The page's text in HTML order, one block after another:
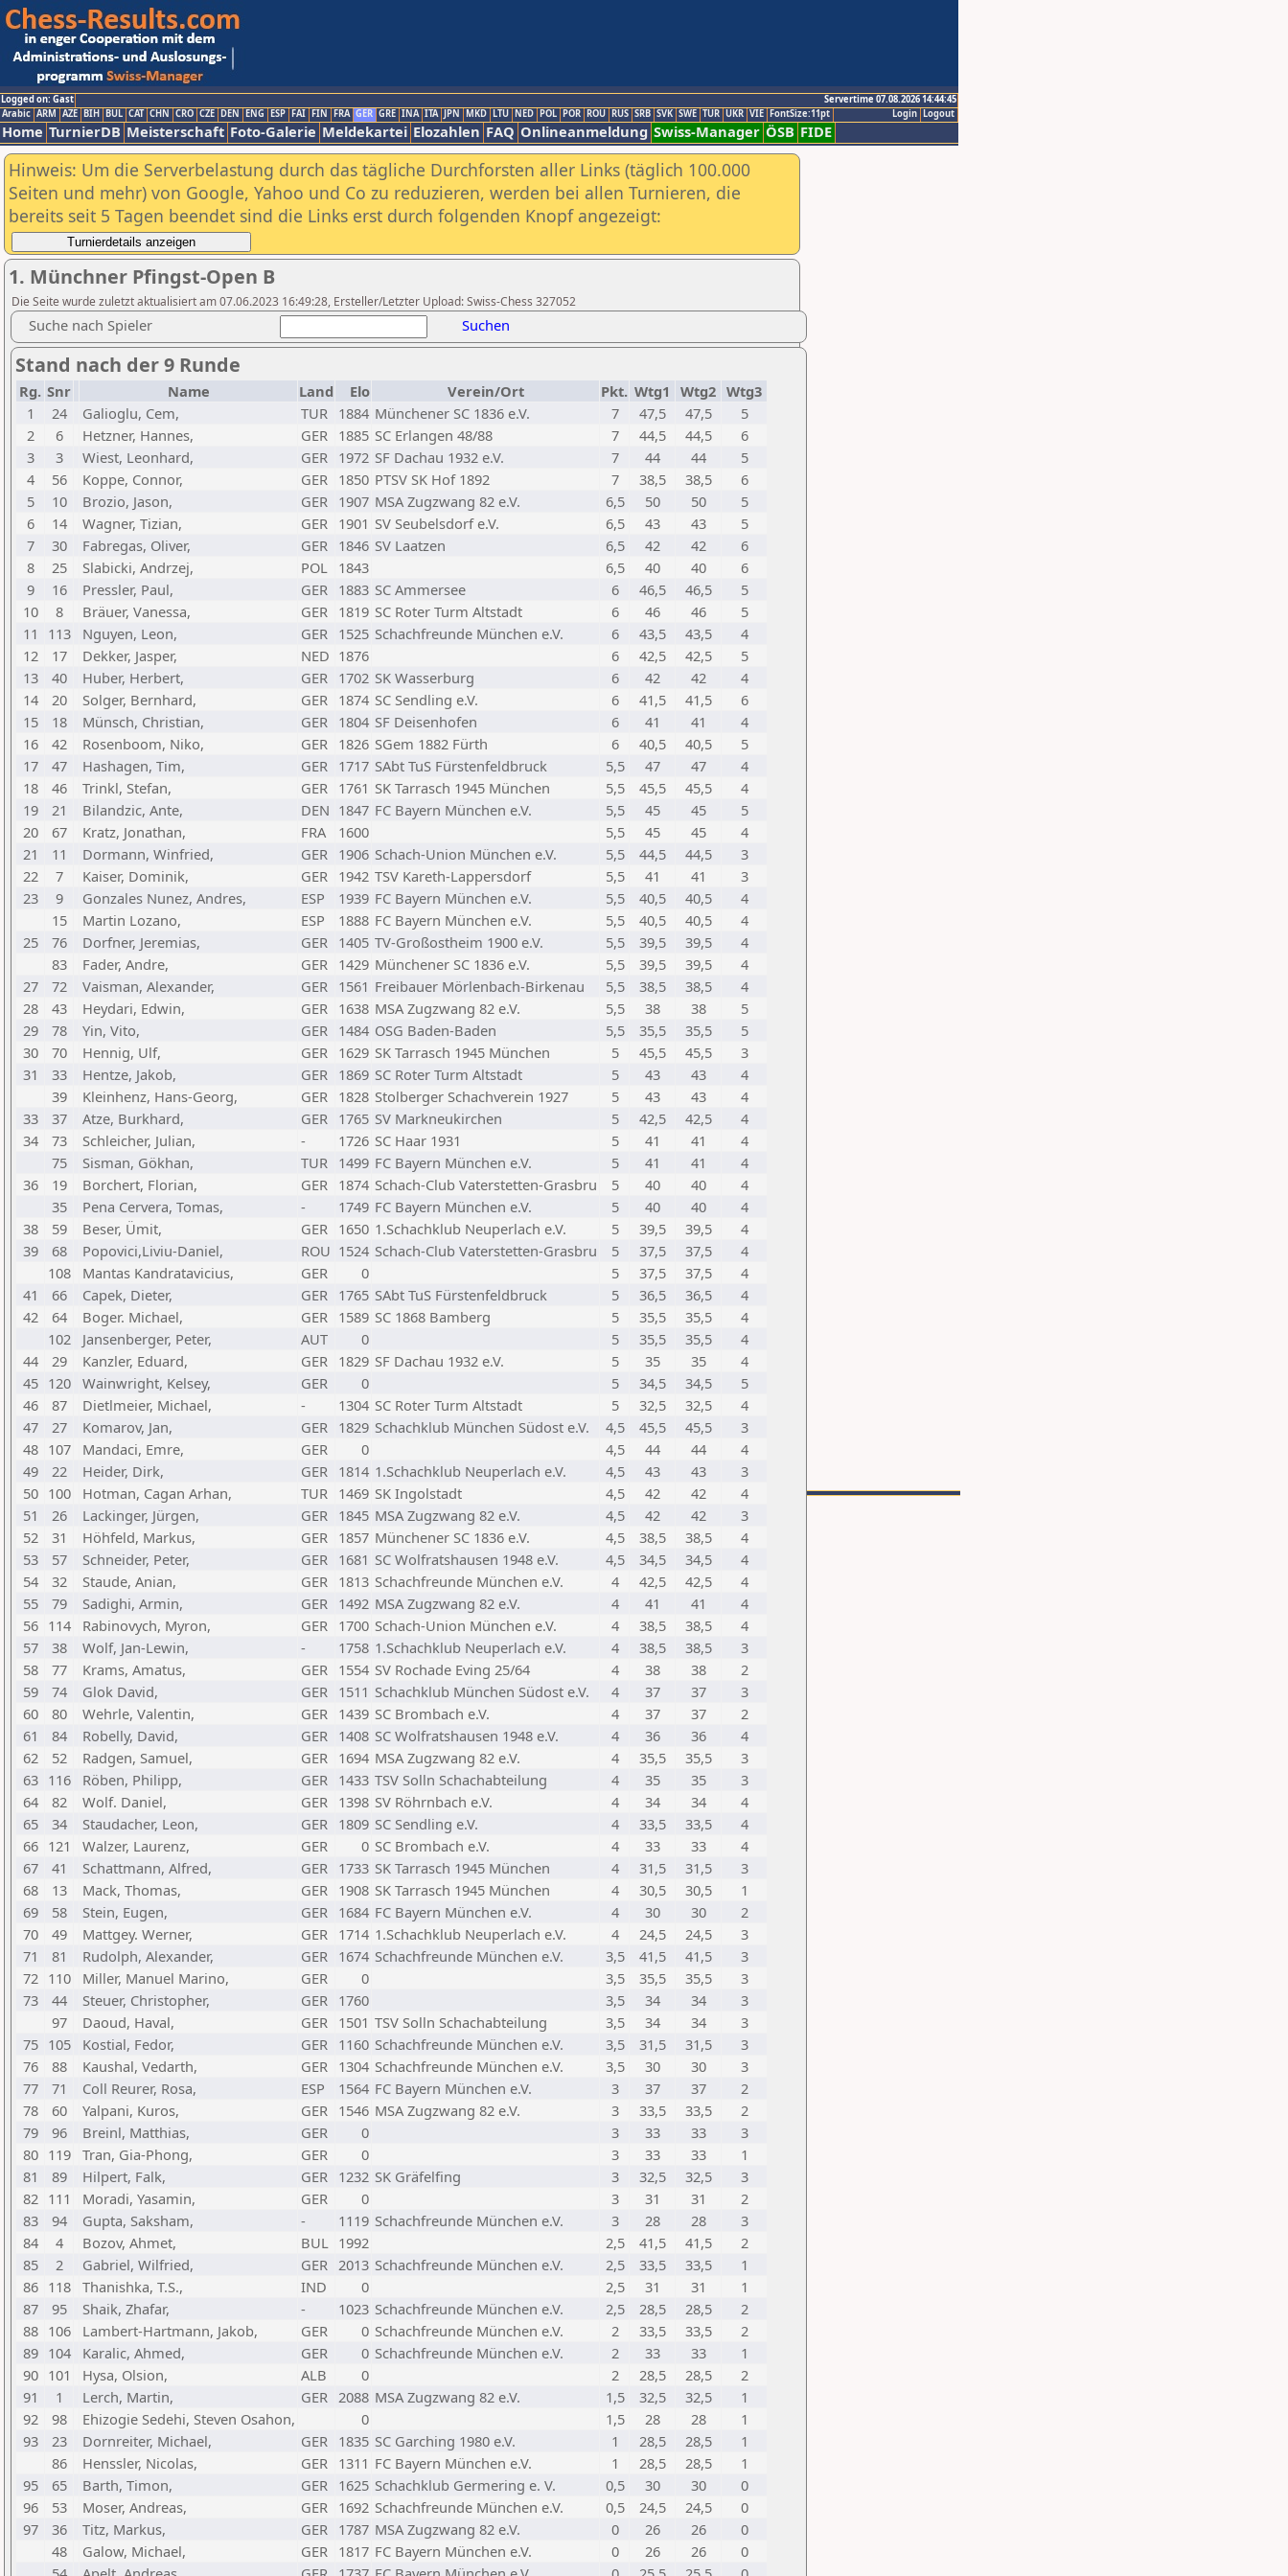
Logged on: Gast
Servertime 07.08.2026 14:44:45
Logout
Login
Arabic ARM AZE BIH BUL CAT CHN CRO CZE DEN ENG ESP FAI FIN FRA GER GRE INA ITA JPN MKD LTU NED POL POR ROU RUS SRB SVK SWE TUR UKR VIE FontSize:11pt
Home TurnierDB Meisterschaft Foto-Galerie Meldekartei Elozahlen FAQ Onlineanmeldung Swiss-Manager ÖSB FIDE
Hinweis: Um die Serverbelastung durch das tägliche Durchforsten aller Links (täglich 100.000
Seiten und mehr) von Google, Yahoo und Co zu reduzieren, werden bei allen Turnieren, die
bereits seit 5 Tagen beendet sind die Links erst durch folgenden Knopf angezeigt:
1. Münchner Pfingst-Open B
Die Seite wurde zuletzt aktualisiert am 07.06.2023 16:49:28, Ersteller/Letzter Upload: Swiss-Chess 327052
Suche nach Spieler Suchen
Stand nach der 9 Runde
Rg. Snr Name Land Elo Verein/Ort Pkt. Wtg1 Wtg2 Wtg3
1
24 Galioglu, Cem, TUR 1884 Münchener SC 1836 e.V. 7 47,5 47,5
5
2
6 Hetzner, Hannes, GER 1885 SC Erlangen 48/88 7 44,5 44,5
6
3
3 Wiest, Leonhard, GER 1972 SF Dachau 1932 e.V. 7 44 44
5
4
56 Koppe, Connor, GER 1850 PTSV SK Hof 1892 7 38,5 38,5
6
5
10 Brozio, Jason, GER 1907 MSA Zugzwang 82 e.V. 6,5 50 50
5
6
14 Wagner, Tizian, GER 1901 SV Seubelsdorf e.V. 6,5 43 43
5
7
30 Fabregas, Oliver, GER 1846 SV Laatzen 6,5 42 42
6
8
25 Slabicki, Andrzej, POL 1843 6,5 40 40
6
9
16 Pressler, Paul, GER 1883 SC Ammersee 6 46,5 46,5
5
10
8 Bräuer, Vanessa, GER 1819 SC Roter Turm Altstadt 6 46 46
5
11
113 Nguyen, Leon, GER 1525 Schachfreunde München e.V. 6 43,5 43,5
4
12
17 Dekker, Jasper, NED 1876 6 42,5 42,5
5
13
40 Huber, Herbert, GER 1702 SK Wasserburg 6 42 42
4
14
20 Solger, Bernhard, GER 1874 SC Sendling e.V. 6 41,5 41,5
6
15
18 Münsch, Christian, GER 1804 SF Deisenhofen 6 41 41
4
16
42 Rosenboom, Niko, GER 1826 SGem 1882 Fürth 6 40,5 40,5
5
17
47 Hashagen, Tim, GER 1717 SAbt TuS Fürstenfeldbruck 5,5 47 47
4
18
46 Trinkl, Stefan, GER 1761 SK Tarrasch 1945 München 5,5 45,5 45,5
4
19
21 Bilandzic, Ante, DEN 1847 FC Bayern München e.V. 5,5 45 45
5
20
67 Kratz, Jonathan, FRA 1600 5,5 45 45
4
21
11 Dormann, Winfried, GER 1906 Schach-Union München e.V. 5,5 44,5 44,5
3
22
7 Kaiser, Dominik, GER 1942 TSV Kareth-Lappersdorf 5,5 41 41
3
23
9 Gonzales Nunez, Andres, ESP 1939 FC Bayern München e.V. 5,5 40,5 40,5
4
15
Martin Lozano, ESP 1888 FC Bayern München e.V. 5,5 40,5 40,5
4
25
76 Dorfner, Jeremias, GER 1405 TV-Großostheim 1900 e.V. 5,5 39,5 39,5
4
83
Fader, Andre, GER 1429 Münchener SC 1836 e.V. 5,5 39,5 39,5
4
27
72 Vaisman, Alexander, GER 1561 Freibauer Mörlenbach-Birkenau 5,5 38,5 38,5
4
28
43 Heydari, Edwin, GER 1638 MSA Zugzwang 82 e.V. 5,5 38 38
5
29
78 Yin, Vito, GER 1484 OSG Baden-Baden 5,5 35,5 35,5
5
30
70 Hennig, Ulf, GER 1629 SK Tarrasch 1945 München 5 45,5 45,5
3
31
33 Hentze, Jakob, GER 1869 SC Roter Turm Altstadt 5 43 43
4
39
Kleinhenz, Hans-Georg, GER 1828 Stolberger Schachverein 1927 5 43 43
4
33
37 Atze, Burkhard, GER 1765 SV Markneukirchen 5 42,5 42,5
4
34
73 Schleicher, Julian, - 1726 SC Haar 1931 5 41 41
4
75
Sisman, Gökhan, TUR 1499 FC Bayern München e.V. 5 41 41
4
36
19 Borchert, Florian, GER 1874 Schach-Club Vaterstetten-Grasbru 5 40 40
4
35
Pena Cervera, Tomas, - 1749 FC Bayern München e.V. 5 40 40
4
38
59 Beser, Ümit, GER 1650 1.Schachklub Neuperlach e.V. 5 39,5 39,5
4
39
68 Popovici,Liviu-Daniel, ROU 1524 Schach-Club Vaterstetten-Grasbru 5 37,5 37,5
4
108
Mantas Kandratavicius, GER 0 5 37,5 37,5
4
41
66 Capek, Dieter, GER 1765 SAbt TuS Fürstenfeldbruck 5 36,5 36,5
4
42
64 Boger. Michael, GER 1589 SC 1868 Bamberg 5 35,5 35,5
4
102
Jansenberger, Peter, AUT 0 5 35,5 35,5
4
44
29 Kanzler, Eduard, GER 1829 SF Dachau 1932 e.V. 5 35 35
4
45 120 Wainwright, Kelsey, GER 0 5 34,5 34,5
5
46
87 Dietlmeier, Michael, - 1304 SC Roter Turm Altstadt 5 32,5 32,5
4
47
27 Komarov, Jan, GER 1829 Schachklub München Südost e.V. 4,5 45,5 45,5
3
48 107 Mandaci, Emre, GER 0 4,5 44 44
4
49
22 Heider, Dirk, GER 1814 1.Schachklub Neuperlach e.V. 4,5 43 43
3
50 100 Hotman, Cagan Arhan, TUR 1469 SK Ingolstadt 4,5 42 42
4
51
26 Lackinger, Jürgen, GER 1845 MSA Zugzwang 82 e.V. 4,5 42 42
3
52
31 Höhfeld, Markus, GER 1857 Münchener SC 1836 e.V. 4,5 38,5 38,5
4
53
57 Schneider, Peter, GER 1681 SC Wolfratshausen 1948 e.V. 4,5 34,5 34,5
4
54
32 Staude, Anian, GER 1813 Schachfreunde München e.V. 4 42,5 42,5
4
55
79 Sadighi, Armin, GER 1492 MSA Zugzwang 82 e.V. 4 41 41
4
56 114 Rabinovych, Myron, GER 1700 Schach-Union München e.V. 4 38,5 38,5
4
57
38 Wolf, Jan-Lewin, - 1758 1.Schachklub Neuperlach e.V. 4 38,5 38,5
3
58
77 Krams, Amatus, GER 1554 SV Rochade Eving 25/64 4 38 38
2
59
74 Glok David, GER 1511 Schachklub München Südost e.V. 4 37 37
3
60
80 Wehrle, Valentin, GER 1439 SC Brombach e.V. 4 37 37
2
61
84 Robelly, David, GER 1408 SC Wolfratshausen 1948 e.V. 4 36 36
4
62
52 Radgen, Samuel, GER 1694 MSA Zugzwang 82 e.V. 4 35,5 35,5
3
63 116 Röben, Philipp, GER 1433 TSV Solln Schachabteilung 4 35 35
3
64
82 Wolf. Daniel, GER 1398 SV Röhrnbach e.V. 4 34 34
4
65
34 Staudacher, Leon, GER 1809 SC Sendling e.V. 4 33,5 33,5
4
66 121 Walzer, Laurenz, GER 0 SC Brombach e.V. 4 33 33
4
67
41 Schattmann, Alfred, GER 1733 SK Tarrasch 1945 München 4 31,5 31,5
3
68
13 Mack, Thomas, GER 1908 SK Tarrasch 1945 München 4 30,5 30,5
1
69
58 Stein, Eugen, GER 1684 FC Bayern München e.V. 4 30 30
2
70
49 Mattgey. Werner, GER 1714 1.Schachklub Neuperlach e.V. 4 24,5 24,5
3
71
81 Rudolph, Alexander, GER 1674 Schachfreunde München e.V. 3,5 41,5 41,5
3
72 110 Miller, Manuel Marino, GER 0 3,5 35,5 35,5
3
73
44 Steuer, Christopher, GER 1760 3,5 34 34
3
97
Daoud, Haval, GER 1501 TSV Solln Schachabteilung 3,5 34 34
3
75 105 Kostial, Fedor, GER 1160 Schachfreunde München e.V. 3,5 31,5 31,5
3
76
88 Kaushal, Vedarth, GER 1304 Schachfreunde München e.V. 3,5 30 30
3
77
71 Coll Reurer, Rosa, ESP 1564 FC Bayern München e.V. 3 37 37
2
78
60 Yalpani, Kuros, GER 1546 MSA Zugzwang 82 e.V. 3 33,5 33,5
2
79
96 Breinl, Matthias, GER 0 3 33 33
3
80 119 Tran, Gia-Phong, GER 0 3 33 33
1
81
89 Hilpert, Falk, GER 1232 SK Gräfelfing 3 32,5 32,5
3
82 111 Moradi, Yasamin, GER 0 3 31 31
2
83
94 Gupta, Saksham, - 1119 Schachfreunde München e.V. 3 28 28
3
84
4 Bozov, Ahmet, BUL 1992 2,5 41,5 41,5
2
85
2 Gabriel, Wilfried, GER 2013 Schachfreunde München e.V. 2,5 33,5 33,5
1
86 118 Thanishka, T.S., IND 0 2,5 31 31
1
87
95 Shaik, Zhafar, - 1023 Schachfreunde München e.V. 2,5 28,5 28,5
2
88 106 Lambert-Hartmann, Jakob, GER 0 Schachfreunde München e.V. 2 33,5 33,5
2
89 104 Karalic, Ahmed, GER 0 Schachfreunde München e.V. 2 33 33
1
90 101 Hysa, Olsion, ALB 0 2 28,5 28,5
2
91
1 Lerch, Martin, GER 2088 MSA Zugzwang 82 e.V. 1,5 32,5 32,5
1
92
98 Ehizogie Sedehi, Steven Osahon, 0 1,5 28 28
1
93
23 Dornreiter, Michael, GER 1835 SC Garching 1980 e.V. 1 28,5 28,5
1
86
Henssler, Nicolas, GER 1311 FC Bayern München e.V. 1 28,5 28,5
1
95
65 Barth, Timon, GER 1625 Schachklub Germering e. V. 0,5 30 30
0
96
53 Moser, Andreas, GER 1692 Schachfreunde München e.V. 0,5 24,5 24,5
0
97
36 Titz, Markus, GER 1787 MSA Zugzwang 82 e.V. 0 26 26
0
48
Galow, Michael, GER 1817 FC Bayern München e.V. 0 26 26
0